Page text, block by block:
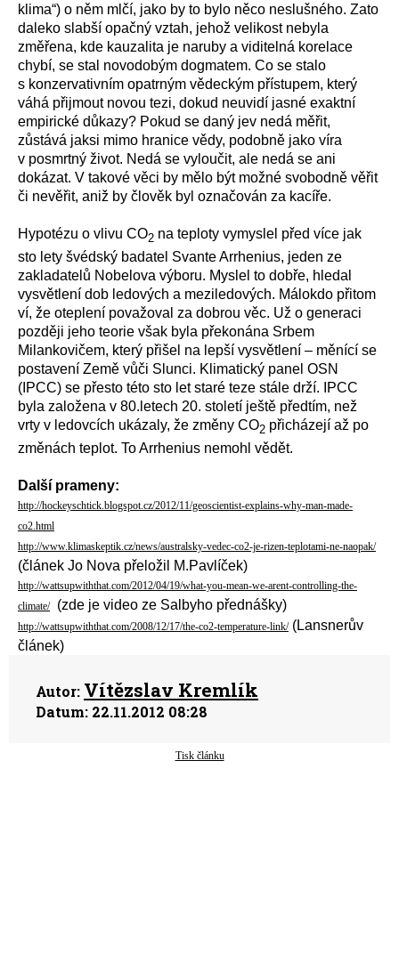
klima“) o něm mlčí, jako by to bylo něco neslušného. Zato
daleko slabší opačný vztah, jehož velikost nebyla
změřena, kde kauzalita je naruby a viditelná korelace
chybí, se stal novodobým dogmatem. Co se stalo
s konzervativním opatrným vědeckým přístupem, který
váhá přijmout novou tezi, dokud neuvidí jasné exaktní
empirické důkazy? Pokud se daný jev nedá měřit,
zůstává jaksi mimo hranice vědy, podobně jako víra
v posmrtný život. Nedá se vyloučit, ale nedá se ani
dokázat. V takové věci by mělo být možné svobodně věřit
či nevěřit, aniž by člověk byl označován za kacíře.
Hypotézu o vlivu CO2 na teploty vymyslel před více jak
sto lety švédský badatel Svante Arrhenius, jeden ze
zakladatelů Nobelova výboru. Myslel to dobře, hledal
vysvětlení dob ledových a meziledových. Málokdo přitom
ví, že oteplení považoval za dobrou věc. Už o generaci
později jeho teorie však byla překonána Srbem
Milankovičem, který přišel na lepší vysvětlení – měnící se
postavení Země vůči Slunci. Klimatický panel OSN
(IPCC) se přesto této sto let staré teze stále drží. IPCC
byla založena v 80.letech 20. století ještě předtím, než
vrty v ledovcích ukázaly, že změny CO2 přicházejí až po
změnách teplot. To Arrhenius nemohl vědět.
Další prameny:
http://hockeyschtick.blogspot.cz/2012/11/geoscientist-explains-why-man-made-
co2.html
http://www.klimaskeptik.cz/news/australsky-vedec-co2-je-rizen-teplotami-ne-naopak/
(článek Jo Nova přeložil M.Pavlíček)
http://wattsupwiththat.com/2012/04/19/what-you-mean-we-arent-controlling-the-
climate/(zde je video ze Salbyho přednášky)
http://wattsupwiththat.com/2008/12/17/the-co2-temperature-link/(Lansnerův
článek)
Autor: Vítězslav Kremlík
Datum: 22.11.2012 08:28
Tisk článku